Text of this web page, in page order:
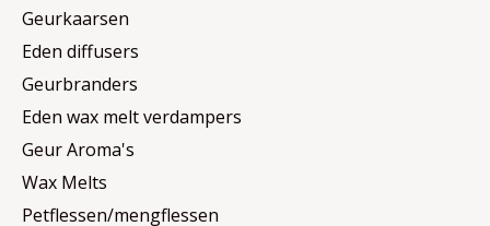
Geurkaarsen
Eden diffusers
Geurbranders
Eden wax melt verdampers
Geur Aroma's
Wax Melts
Petflessen/mengflessen